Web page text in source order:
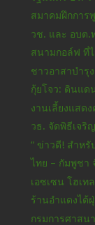
สมาคมฝึกการ
วช. และ อบต.
สนามกอล์ฟ ที่
ชาวอาสาบำรุ
กุ้ยโจว: ดินแด
งานเลี้ยงแสด
วธ. จัดพิธีเจริ
“ ข่าวดี! สำหรั
ไทย – กัมพูชา
เอซเซน โฮเ
ร้านอำแดงไต้
กรมการศาสน